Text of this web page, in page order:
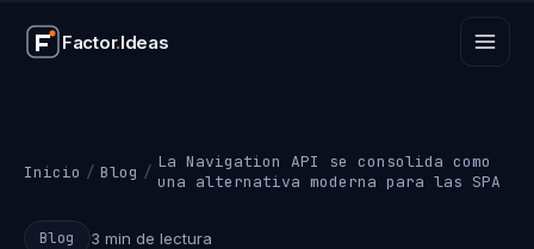
Factor.Ideas
Factor.Ideas
Inicio / Blog / La Navigation API se consolida como
una alternativa moderna para las SPA
Blog 3 min de lectura